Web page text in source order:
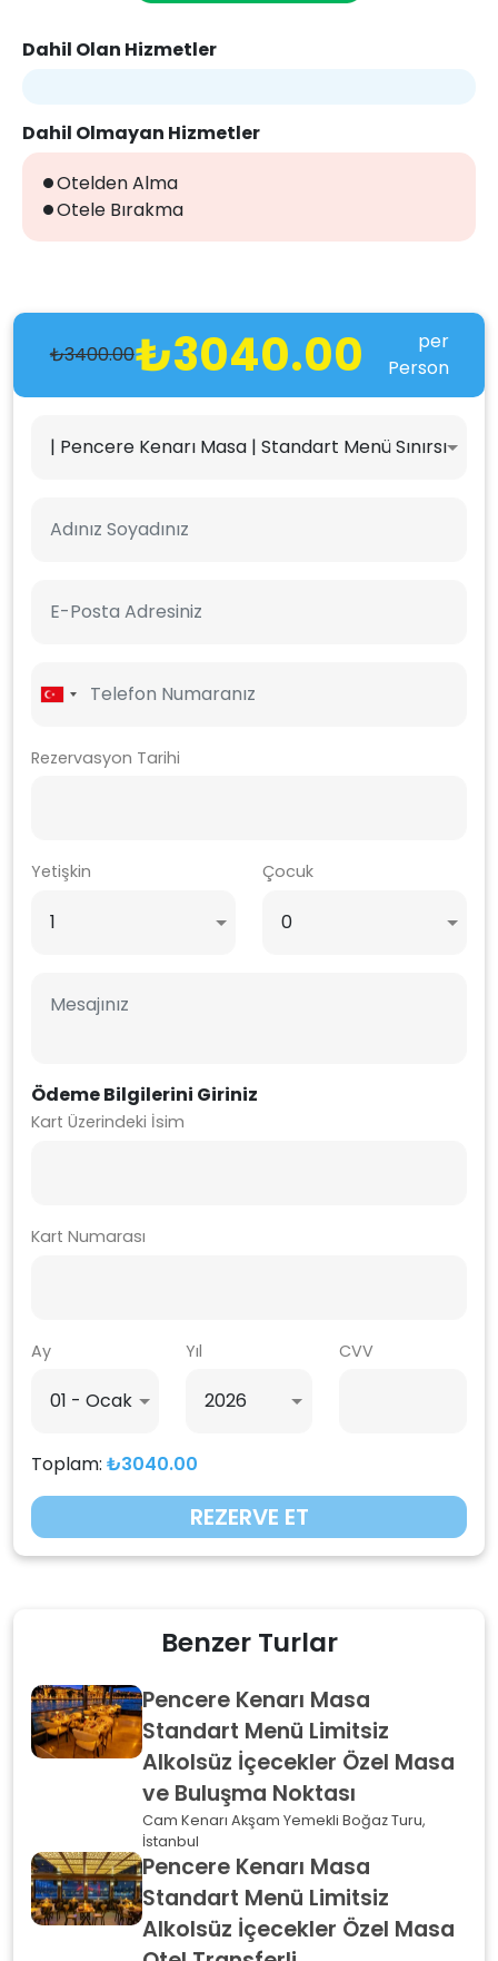
Dahil Olan Hizmetler
Dahil Olmayan Hizmetler
Otelden Alma
Otele Bırakma
₺3400.00₺3040.00
per
Person
Rezervasyon Tarihi
Yetişkin Çocuk
Ödeme Bilgilerini Giriniz
Kart Üzerindeki İsim
Kart Numarası
Ay Yıl CVV
Toplam: ₺3040.00
REZERVE ET
Benzer Turlar
Pencere Kenarı Masa
Standart Menü Limitsiz
Alkolsüz İçecekler Özel Masa
ve Buluşma Noktası
Cam Kenarı Akşam Yemekli Boğaz Turu,
İstanbul
Pencere Kenarı Masa
Standart Menü Limitsiz
Alkolsüz İçecekler Özel Masa